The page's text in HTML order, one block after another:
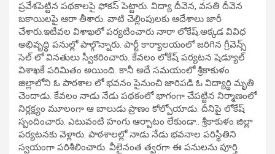
ప్రవేశపెట్టిన పథకాలపై ఫోకస్ పెట్టారు. విద్యా దీవెన, వసతి దీవెన
బకాయిలపై ఆరా తీశారు. వాటి చెల్లింపులకు ఆదేశాలు జారీ
చేశారు.ఇటీవల విశాఖలో పర్యటించారు నారా లోకేష్.అక్కడ వివిధ
అభివృద్ధి పనుల్లో పాల్గొన్నారు. పార్టీ కార్యాలయంలో జరిగిన గ్రీవెన్స్
సెల్ లో వినతులు స్వీకరించారు. కేవలం లోకేష్ పర్యటన షెడ్యూల్
విశాఖకే పరిమితం అయింది. కానీ అదే సమయంలో శ్రీకాకుళం
జిల్లాలోని ఓ పాఠశాల లో భవనం పైనుంచి జారిపడి ఓ విద్యార్థి మృతి
చెందాడు. కేవలం నాడు నేడు పథకంలో భాగంగా చేపట్టిన నిర్మాణంలో
నిర్లక్ష్యం మూలంగా ఆ బాలుడు ప్రాణం కోల్పోయాడు. దీనిపై లోకేష్
స్పందించారు. ఎటువంటి హంగు ఆర్పాటం లేకుండా.. శ్రీకాకుళం జిల్లా
పర్యటనకు వెళ్లారు. పాఠశాలల్లో నాడు నేడు భవనాల పరిస్థితిని
స్వయంగా పరిశీలించారు. వీలైనంత త్వరగా ఈ పనులను పూర్తి